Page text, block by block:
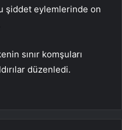
şiddet eylemlerinde on
sınır komşuları
düzenledi.